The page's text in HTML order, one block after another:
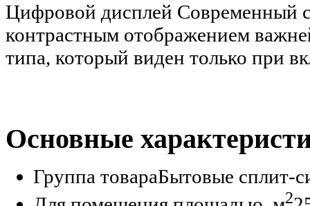
Цифровой дисплей Современный
контрастным отображением
типа, который виден только при
Основные
Группа товараБытовые сплит-
2